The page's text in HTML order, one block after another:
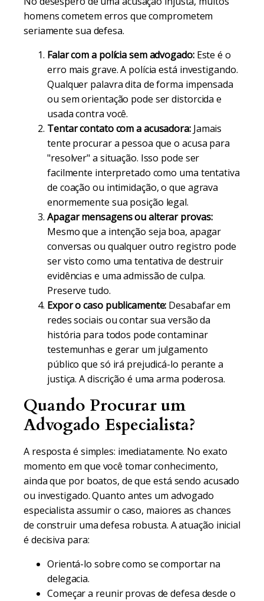
homens cometem erros que comprometem
seriamente sua defesa.
Falar com a polícia sem advogado:Este é o
erro mais grave. A polícia está investigando.
Qualquer palavra dita de forma impensada
ou sem orientação pode ser distorcida e
usada contra você.
Tentar contato com a acusadora:Jamais
tente procurar a pessoa que o acusa para
"resolver" a situação. Isso pode ser
facilmente interpretado como uma tentativa
de coação ou intimidação, o que agrava
enormemente sua posição legal.
Apagar mensagens ou alterar provas:
Mesmo que a intenção seja boa, apagar
conversas ou qualquer outro registro pode
ser visto como uma tentativa de destruir
evidências e uma admissão de culpa.
Preserve tudo.
Expor o caso publicamente: Desabafar em
redes sociais ou contar sua versão da
história para todos pode contaminar
testemunhas e gerar um julgamento
público que só irá prejudicá-lo perante a
justiça. A discrição é uma arma poderosa.
Quando Procurar um
Advogado Especialista?
A resposta é simples: imediatamente. No exato
momento em que você tomar conhecimento,
ainda que por boatos, de que está sendo acusado
ou investigado. Quanto antes um advogado
especialista assumir o caso, maiores as chances
de construir uma defesa robusta. A atuação inicial
é decisiva para:
Orientá-lo sobre como se comportar na
delegacia.
Começar a reunir provas de defesa desde o